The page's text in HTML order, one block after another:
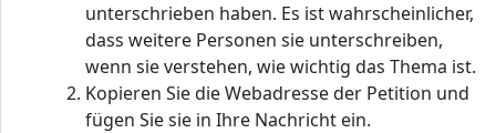
unterschrieben haben. Es ist wahrscheinlicher,
dass weitere Personen sie unterschreiben,
wenn sie verstehen, wie wichtig das Thema ist.
Kopieren Sie die Webadresse der Petition und
fügen Sie sie in Ihre Nachricht ein.